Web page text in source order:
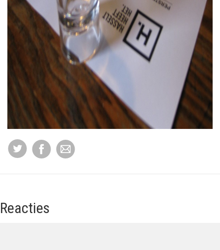
Reacties